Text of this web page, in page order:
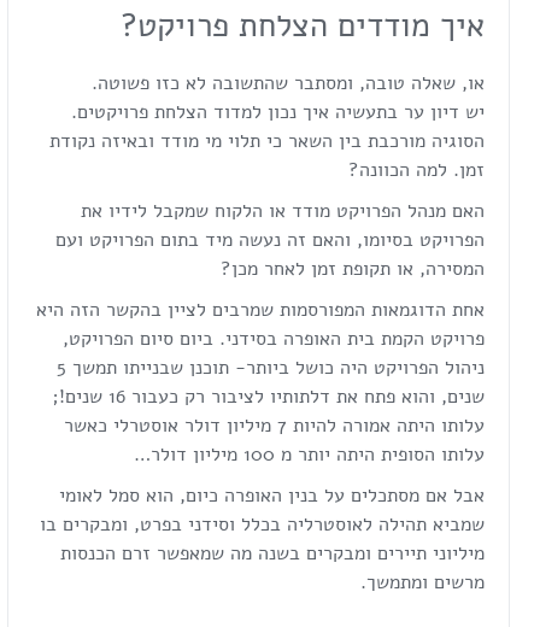
איך מודדים הצלחת פרויקט?
או, שאלה טובה, ומסתבר שהתשובה לא כזו פשוטה.
יש דיון ער בתעשיה איך נכון למדוד הצלחת פרויקטים.
הסוגיה מורכבת בין השאר כי תלוי מי מודד ובאיזה נקודת
זמן. למה הכוונה?
האם מנהל הפרויקט מודד או הלקוח שמקבל לידיו את
הפרויקט בסיומו, והאם זה נעשה מיד בתום הפרויקט ועם
המסירה, או תקופת זמן לאחר מכן?
אחת הדוגמאות המפורסמות שמרבים לציין בהקשר הזה היא
פרויקט הקמת בית האופרה בסידני. ביום סיום הפרויקט,
ניהול הפרויקט היה כושל ביותר- תוכנן שבנייתו תמשך 5
שנים, והוא פתח את דלתותיו לציבור רק כעבור 16 שנים!;
עלותו היתה אמורה להיות 7 מיליון דולר אוסטרלי כאשר
עלותו הסופית היתה יותר מ 100 מיליון דולר…
אבל אם מסתכלים על בנין האופרה כיום, הוא סמל לאומי
שמביא תהילה לאוסטרליה בכלל וסידני בפרט, ומבקרים בו
מיליוני תיירים ומבקרים בשנה מה שמאפשר זרם הכנסות
מרשים ומתמשך.